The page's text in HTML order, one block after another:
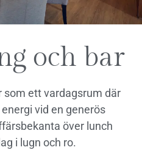
och bar
som ett vardagsrum där
vid en generös
över lunch
i lugn och ro.